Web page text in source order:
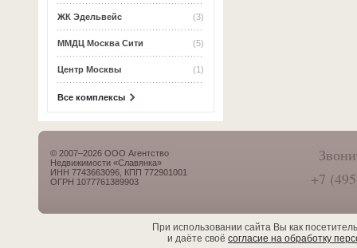
(3)
ЖК Эдельвейс
(5)
ММДЦ Москва Сити
(1)
Центр Москвы
Все комплексы
© 2007–2026 ООО Агентство
Недвижимости «Славянка»
ИНН 7743663096, КПП 772901001
ОГРН 1077761389903
+7
При использовании сайта Вы как
и даёте своё согласие на обработку